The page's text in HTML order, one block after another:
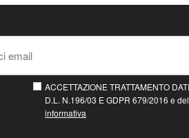
ACCETTAZIONE TRATTAMENTO
D.L. N.196/03 E GDPR 679/2016 e
informativa